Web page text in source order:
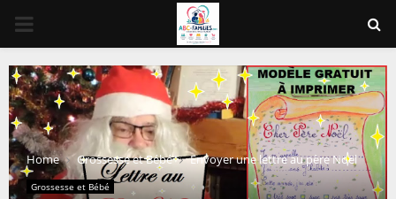
PRIMARY
MENU
Home Grossesse et Bébé Envoyer une lettre au père Noël
Grossesse et Bébé